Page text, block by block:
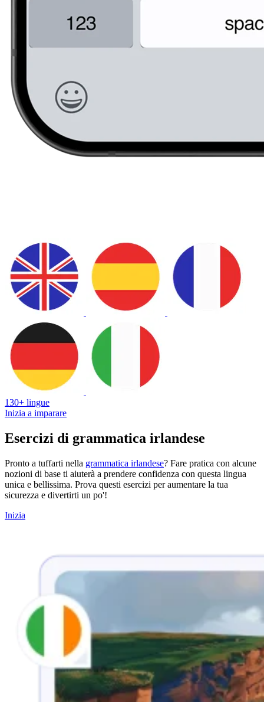
130+ lingue
Inizia a imparare
Esercizi di grammatica irlandese
Pronto a tuffarti nella grammatica irlandese? Fare pratica con alcune
nozioni di base ti aiuterà a prendere confidenza con questa lingua
unica e bellissima. Prova questi esercizi per aumentare la tua
sicurezza e divertirti un po'!
Inizia